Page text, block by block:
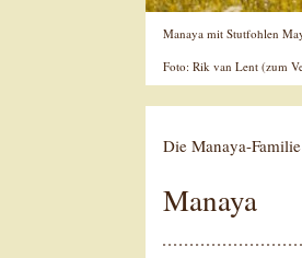
Manaya mit Stutfohlen
Foto: Rik van Lent (zum
Die Manaya-
Manaya